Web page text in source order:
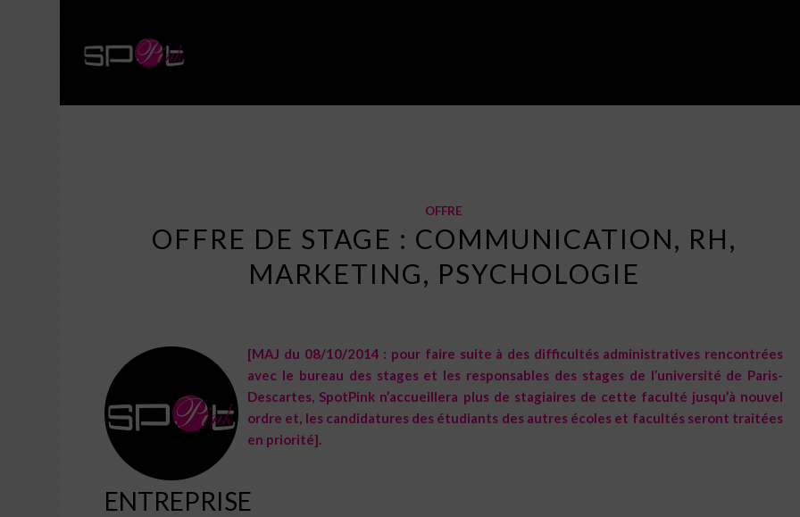
OFFRE
OFFRE DE STAGE : COMMUNICATION, RH,
MARKETING, PSYCHOLOGIE
[MAJ du 08/10/2014 : pour faire suite à des difficultés administratives rencontrées
avec le bureau des stages et les responsables des stages de l’université de Paris-
Descartes, SpotPink n’accueillera plus de stagiaires de cette faculté jusqu’à nouvel
ordre et, les candidatures des étudiants des autres écoles et facultés seront traitées
en priorité].
ENTREPRISE